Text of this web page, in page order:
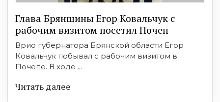
Глава Брянщины Егор Ковальчук с
рабочим визитом посетил Почеп
Врио губернатора Брянской области Егор
Ковальчук побывал с рабочим визитом в
Почепе. В ходе ...
Читать далее